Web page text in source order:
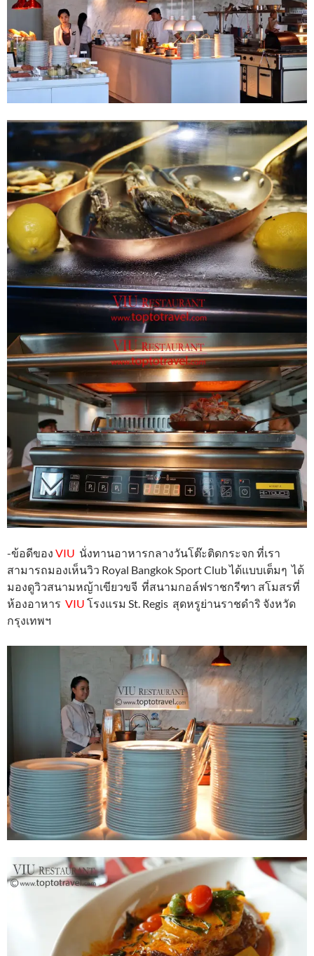
-ข้อดีของ VIU นั่งทานอาหารกลางวันโต๊ะติดกระจก ที่เรา
สามารถมองเห็นวิว Royal Bangkok Sport Club ได้แบบเต็มๆ ได้
มองดูวิวสนามหญ้าเขียวขจี ที่สนามกอล์ฟราชกรีฑา สโมสรที่
ห้องอาหาร VIU โรงแรม St. Regis สุดหรูย่านราชดำริ จังหวัด
กรุงเทพฯ